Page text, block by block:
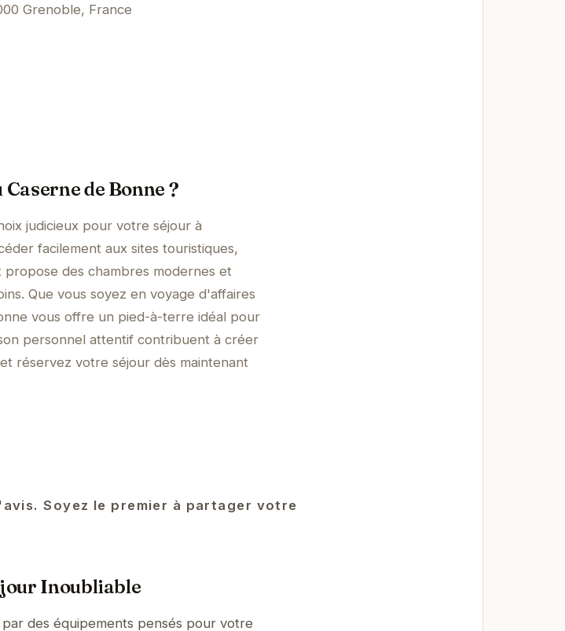
Grenoble, France
de Bonne ?
judicieux pour votre séjour à
facilement aux sites touristiques,
des chambres modernes et
Que vous soyez en voyage d'affaires
vous offre un pied-à-terre idéal pour
personnel attentif contribuent à créer
réservez votre séjour dès maintenant
Soyez le premier à partager votre
Inoubliable
des équipements pensés pour votre